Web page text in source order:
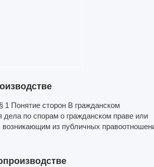
1 Понятие сторон В гражданском
по спорам о гражданском праве или
из публичных